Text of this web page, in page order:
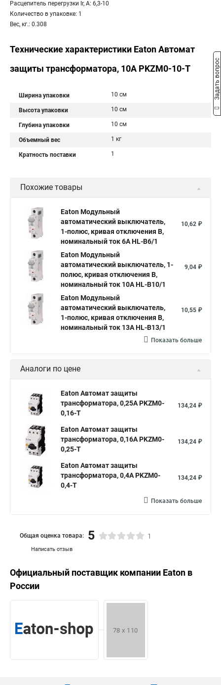
Расцепитель перегрузки Ir, А: 6,3-10
Количество в упаковке: 1
Вес, кг.: 0.308
Технические характеристики Eaton Автомат
защиты трансформатора, 10А PKZM0-10-T
Ширина упаковки 10 см
Высота упаковки 10 см
Глубина упаковки 10 см
Объемный вес 1 кг
Кратность поставки 1
Похожие товары
Eaton Модульный
автоматический выключатель,
1-полюс, кривая отключения B,
номинальный ток 6А HL-B6/1
10,62 ₽
Eaton Модульный
автоматический выключатель, 1-
полюс, кривая отключения B,
номинальный ток 10А HL-B10/1
9,04 ₽
Eaton Модульный
автоматический выключатель,
1-полюс, кривая отключения B,
номинальный ток 13А HL-B13/1
10,55 ₽
Показать больше
Аналоги по цене
Eaton Автомат защиты
трансформатора, 0,25А PKZM0-
0,16-T
134,24 ₽
Eaton Автомат защиты
трансформатора, 0,16А PKZM0-
0,25-T
134,24 ₽
Eaton Автомат защиты
трансформатора, 0,4А PKZM0-
0,4-T
134,24 ₽
Показать больше
Написать отзыв
Общая оценка товара: 5 1
Официальный поставщик компании Eaton в
России
Задать вопрос